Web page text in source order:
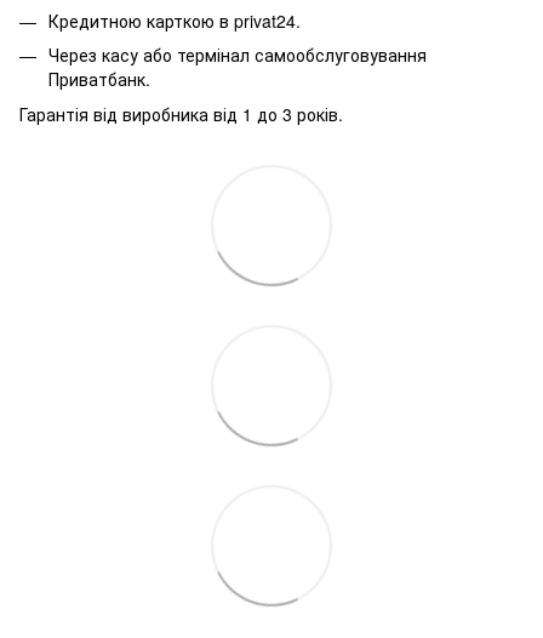
Кредитною карткою в privat24.
Через касу або термінал самообслуговування
Приватбанк.
Гарантія від виробника від 1 до 3 років.